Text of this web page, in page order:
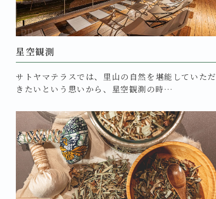
星空観測
サトヤマテラスでは、里山の自然を堪能していただ
きたいという思いから、星空観測の時…